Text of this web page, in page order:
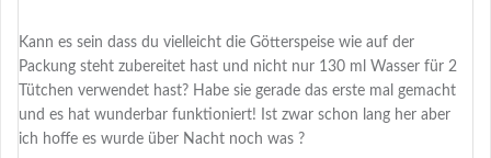
Kann es sein dass du vielleicht die Götterspeise wie auf der
Packung steht zubereitet hast und nicht nur 130 ml Wasser für 2
Tütchen verwendet hast? Habe sie gerade das erste mal gemacht
und es hat wunderbar funktioniert! Ist zwar schon lang her aber
ich hoffe es wurde über Nacht noch was ?